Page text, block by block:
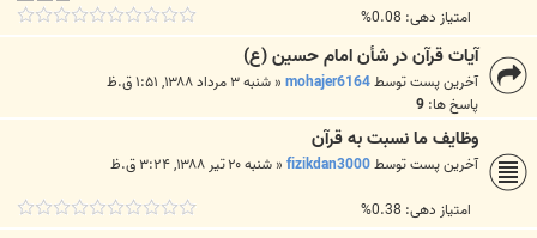
امتیاز دهی: 0.08%
آیات قرآن در شأن امام حسین (ع)
آخرین پست توسطmohajer6164
« شنبه ۳ مرداد ۱۳۸۸, ۱:۵۱ ق.ظ
پاسخ ها: 9
وظایف ما نسبت به قرآن
آخرین پست توسطfizikdan3000
« شنبه ۲۰ تیر ۱۳۸۸, ۳:۲۴ ق.ظ
امتیاز دهی: 0.38%